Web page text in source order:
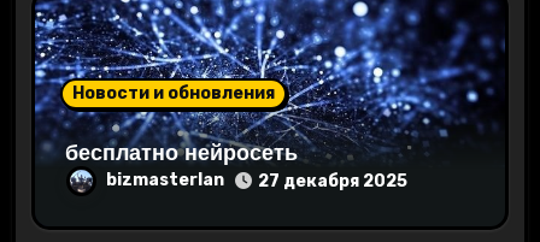
Новости и обновления
бесплатно нейросеть
bizmasterlan 27 декабря 2025